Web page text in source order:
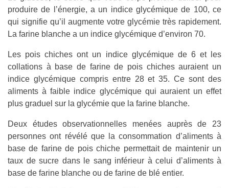
produire de l’énergie, a un indice glycémique de 100, ce
qui signifie qu’il augmente votre glycémie très rapidement.
La farine blanche a un indice glycémique d’environ 70.
Les pois chiches ont un indice glycémique de 6 et les
collations à base de farine de pois chiches auraient un
indice glycémique compris entre 28 et 35. Ce sont des
aliments à faible indice glycémique qui auraient un effet
plus graduel sur la glycémie que la farine blanche.
Deux études observationnelles menées auprès de 23
personnes ont révélé que la consommation d’aliments à
base de farine de pois chiche permettait de maintenir un
taux de sucre dans le sang inférieur à celui d’aliments à
base de farine blanche ou de farine de blé entier.